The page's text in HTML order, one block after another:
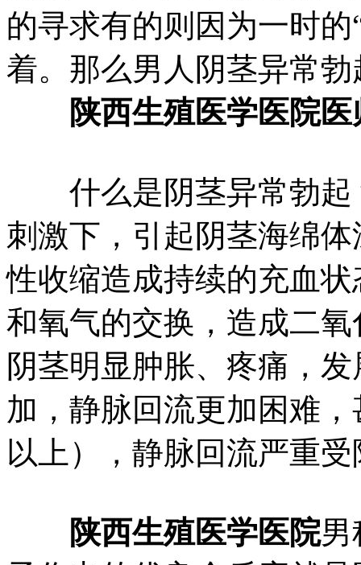
的寻求有的则因为一时
着。那么男人阴茎异常
陕西生殖医学医院
什么是阴茎异常勃起
刺激下，引起阴茎海绵
性收缩造成持续的充血
和氧气的交换，造成二
阴茎明显肿胀、疼痛，
加，静脉回流更加困难
以上），静脉回流严重受
陕西生殖医学医院男